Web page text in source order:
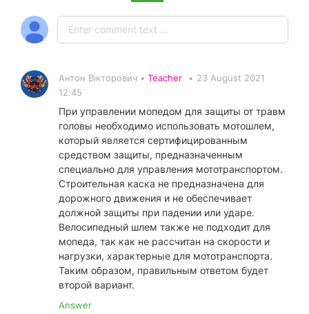
Антон Вікторович • Teacher • 23 August 2021
12:45
При управлении мопедом для защиты от травм
головы необходимо использовать мотошлем,
который является сертифицированным
средством защиты, предназначенным
специально для управления мототранспортом.
Строительная каска не предназначена для
дорожного движения и не обеспечивает
должной защиты при падении или ударе.
Велосипедный шлем также не подходит для
мопеда, так как не рассчитан на скорости и
нагрузки, характерные для мототранспорта.
Таким образом, правильным ответом будет
второй вариант.
Answer